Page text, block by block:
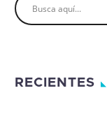
RECIENTES